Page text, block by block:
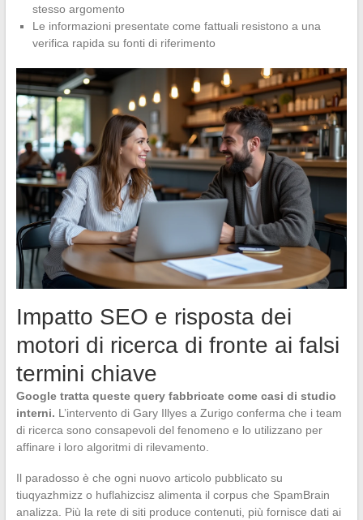
stesso argomento
Le informazioni presentate come fattuali resistono a una
verifica rapida su fonti di riferimento
Impatto SEO e risposta dei
motori di ricerca di fronte ai falsi
termini chiave
Google tratta queste query fabbricate come casi di studio
interni. L’intervento di Gary Illyes a Zurigo conferma che i team
di ricerca sono consapevoli del fenomeno e lo utilizzano per
affinare i loro algoritmi di rilevamento.
Il paradosso è che ogni nuovo articolo pubblicato su
tiuqyazhmizz o huflahizcisz alimenta il corpus che SpamBrain
analizza. Più la rete di siti produce contenuti, più fornisce dati ai